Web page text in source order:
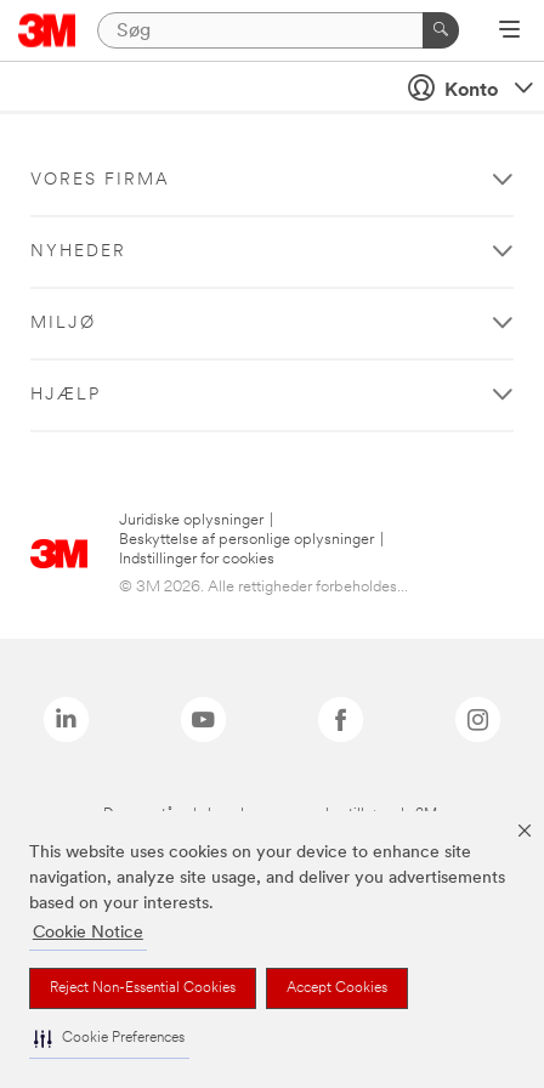
This website uses cookies on your device to enhance site
navigation, analyze site usage, and deliver you advertisements
based on your interests.
Cookie Notice
Reject Non-Essential Cookies Accept Cookies
Cookie Preferences
Konto
VORES FIRMA
NYHEDER
MILJØ
HJÆLP
Juridiske oplysninger
Beskyttelse af personlige oplysninger
Indstillinger for cookies
© 3M 2026. Alle rettigheder forbeholdes...
De ovenstående brands er varemærker tilhørende 3M.